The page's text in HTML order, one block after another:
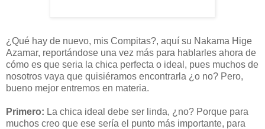
¿Qué hay de nuevo, mis Compitas?, aquí su Nakama Hige
Azamar, reportándose una vez más para hablarles ahora de
cómo es que seria la chica perfecta o ideal, pues muchos de
nosotros vaya que quisiéramos encontrarla ¿o no? Pero,
bueno mejor entremos en materia.
Primero: La chica ideal debe ser linda, ¿no? Porque para
muchos creo que ese sería el punto más importante, para